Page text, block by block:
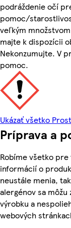
podráždenie očí
pomoc/
veľkým
majte k dispozícii
Nekonzumujte. V
pomoc.
Ukázať všetko
Príprava a
Robíme všetko
informácií o
neustále menia,
alergénov sa
výrobku a
webových